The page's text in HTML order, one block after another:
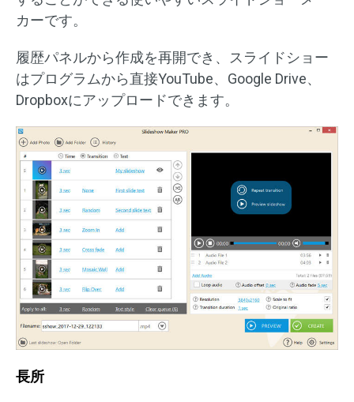
カーです。
履歴パネルから作成を再開でき、スライドショー
はプログラムから直接YouTube、Google Drive、
Dropboxにアップロードできます。
長所